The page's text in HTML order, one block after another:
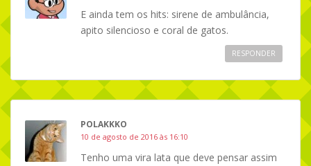
E ainda tem os hits: sirene de ambulância,
apito silencioso e coral de gatos.
RESPONDER
POLAKKKO
10 de agosto de 2016 às 16:10
Tenho uma vira lata que deve pensar assim